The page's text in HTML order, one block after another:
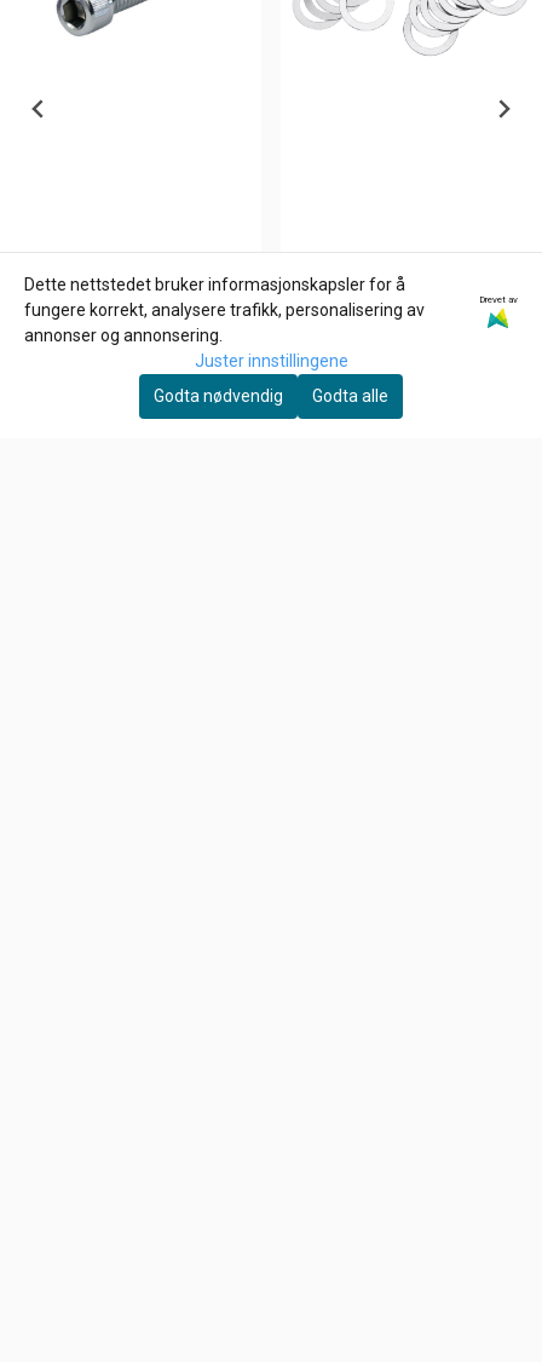
GARDNER-WESTCOTT
1/4-20 x 1 3/4 inch allen
ZODIAC
ROCKER ARM SHIMS FOR
EVOLUTION & TWIN CAM,
Spacer 012"
6,-
Dette nettstedet bruker informasjonskapsler for å
fungere korrekt, analysere trafikk, personalisering av
annonser og annonsering.
Drevet av
Juster innstillingene
Godta nødvendig
Godta alle